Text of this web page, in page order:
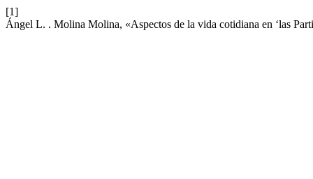
[1]
Ángel L. . Molina Molina, «Aspectos de la vida cotidiana en ‘las